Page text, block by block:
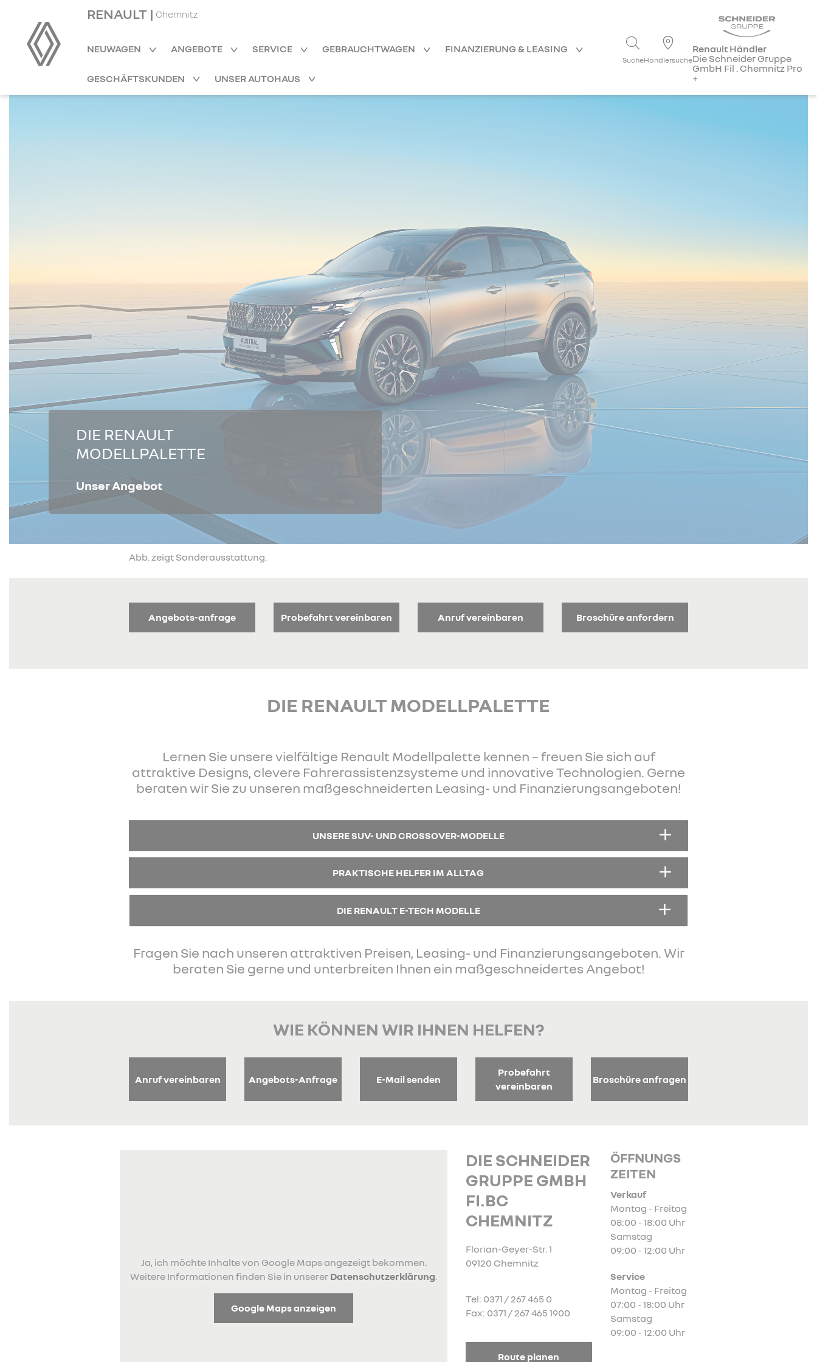
RENAULT | Chemnitz
NEUWAGEN ANGEBOTE SERVICE GEBRAUCHTWAGEN FINANZIERUNG & LEASING
GESCHÄFTSKUNDEN UNSER AUTOHAUS
SucheHändlersuche
Renault Händler
Die Schneider Gruppe
GmbH Fil . Chemnitz Pro
+
DIE RENAULT
MODELLPALETTE
Unser Angebot
Abb. zeigt Sonderausstattung.
Angebots-anfrage Probefahrt vereinbaren Anruf vereinbaren Broschüre anfordern
DIE RENAULT MODELLPALETTE
Lernen Sie unsere vielfältige Renault Modellpalette kennen – freuen Sie sich auf
attraktive Designs, clevere Fahrerassistenzsysteme und innovative Technologien. Gerne
beraten wir Sie zu unseren maßgeschneiderten Leasing- und Finanzierungsangeboten!
UNSERE SUV- UND CROSSOVER-MODELLE
PRAKTISCHE HELFER IM ALLTAG
DIE RENAULT E-TECH MODELLE
Fragen Sie nach unseren attraktiven Preisen, Leasing- und Finanzierungsangeboten. Wir
beraten Sie gerne und unterbreiten Ihnen ein maßgeschneidertes Angebot!
WIE KÖNNEN WIR IHNEN HELFEN?
Anruf vereinbaren Angebots-Anfrage E-Mail senden
Probefahrt
vereinbaren
Broschüre anfragen
Ja, ich möchte Inhalte von Google Maps angezeigt bekommen.
Weitere Informationen finden Sie in unserer Datenschutzerklärung
Google Maps anzeigen
DIE SCHNEIDER
GRUPPE GMBH
FI.BC
CHEMNITZ
Florian-Geyer-Str. 1
09120 Chemnitz
Tel: 0371 / 267 465 0
Fax: 0371 / 267 465 1900
Route planen
ÖFFNUNGS
ZEITEN
Verkauf
Montag - Freitag
08:00 - 18:00 Uhr
Samstag
09:00 - 12:00 Uhr
Service
Montag - Freitag
07:00 - 18:00 Uhr
Samstag
09:00 - 12:00 Uhr